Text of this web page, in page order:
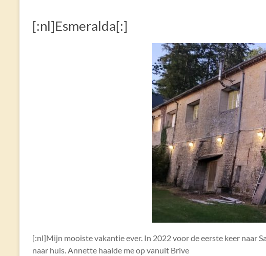
[:nl]Esmeralda[:]
[:nl]Mijn mooiste vakantie ever. In 2022 voor de eerste keer naar
naar huis. Annette haalde me op vanuit Brive